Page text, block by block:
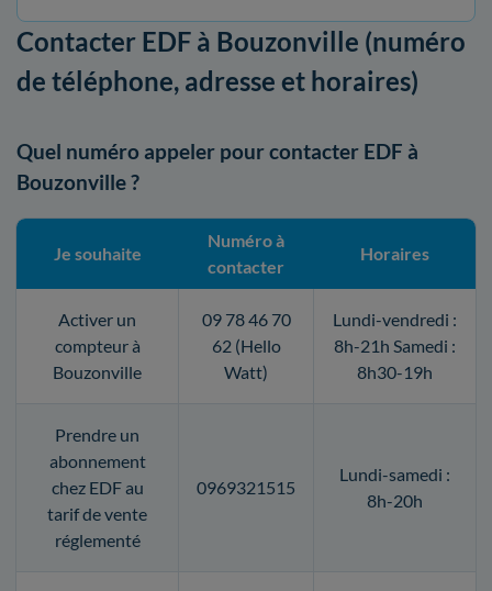
Contacter EDF à Bouzonville (numéro
de téléphone, adresse et horaires)
Quel numéro appeler pour contacter EDF à
Bouzonville ?
Je souhaite
Numéro à
contacter
Horaires
Activer un
compteur à
Bouzonville
09 78 46 70
62 (Hello
Watt)
Lundi-vendredi :
8h-21h Samedi :
8h30-19h
Prendre un
abonnement
chez EDF au
tarif de vente
réglementé
0969321515
Lundi-samedi :
8h-20h